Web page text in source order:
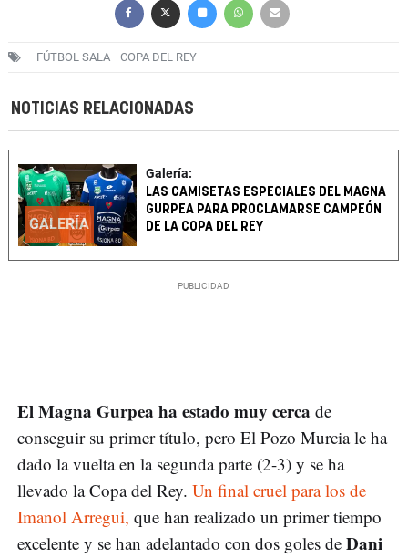
FÚTBOL SALA COPA DEL REY
NOTICIAS RELACIONADAS
GALERÍA
Galería:
LAS CAMISETAS ESPECIALES DEL MAGNA
GURPEA PARA PROCLAMARSE CAMPEÓN
DE LA COPA DEL REY
El Magna Gurpea ha estado muy cerca de
conseguir su primer título, pero El Pozo Murcia le ha
dado la vuelta en la segunda parte (2-3) y se ha
llevado la Copa del Rey. Un final cruel para los de
Imanol Arregui, que han realizado un primer tiempo
excelente y se han adelantado con dos goles de Dani